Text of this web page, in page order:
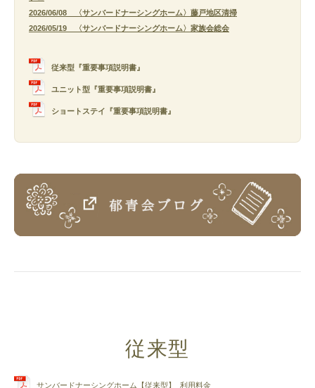
2026/06/08 〈サンバードナーシングホーム〉藤戸地区清掃
2026/05/19 〈サンバードナーシングホーム〉家族会総会
従来型『重要事項説明書』
ユニット型『重要事項説明書』
ショートステイ『重要事項説明書』
従来型
サンバードナーシングホーム【従来型】_利用料金